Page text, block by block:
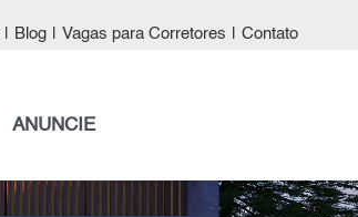
Blog Vagas para Corretores Contato
ANUNCIE